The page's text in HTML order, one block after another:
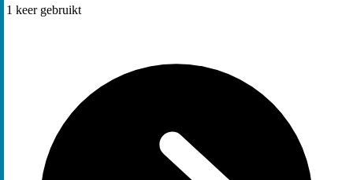
1 keer gebruikt